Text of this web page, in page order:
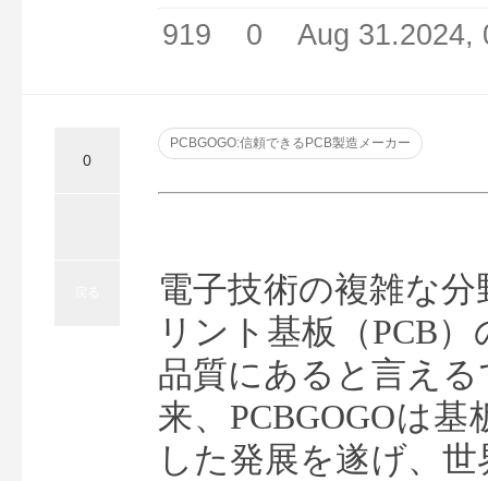
919 0 Aug 31.2024,
0
PCBGOGO:信頼できるPCB製造メーカー
電子技術の複雑な
リント基板（PCB
品質にあると言え
来、PCBGOGOは
した発展を遂げ、